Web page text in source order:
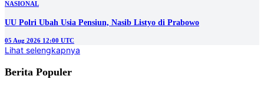
NASIONAL
UU Polri Ubah Usia Pensiun, Nasib Listyo di Prabowo
05 Aug 2026 12:00 UTC
Lihat selengkapnya
Berita Populer